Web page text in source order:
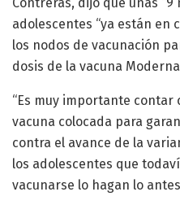
adolescentes “ya están en
los nodos de vacunación
dosis de la vacuna
“Es muy importante contar
vacuna colocada para
contra el avance de la
los adolescentes que
vacunarse lo hagan lo